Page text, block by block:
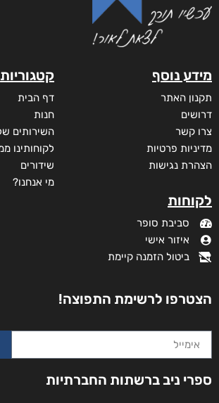
מידע נוסף
תקנון האתר
דרושים
צרו קשר
מדיניות פרטיות
הצהרת נגישות
לקוחות
סביבת סופר
איזור אישי
ביטול הזמנה קיימת
קטגוריות
דף הבית
חנות
השירותים
לקוחותינו
שידורים
מי אנחנו?
הצטרפו לרשימת התפוצה!
ספרי ניב ברשתות החברתיות